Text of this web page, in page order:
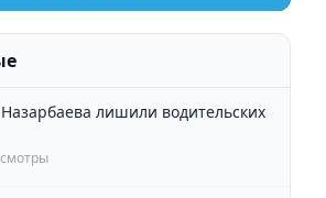
лишили водительских